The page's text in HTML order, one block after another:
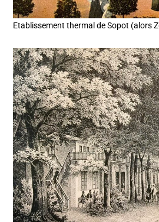
Etablissement thermal de Sopot (alors